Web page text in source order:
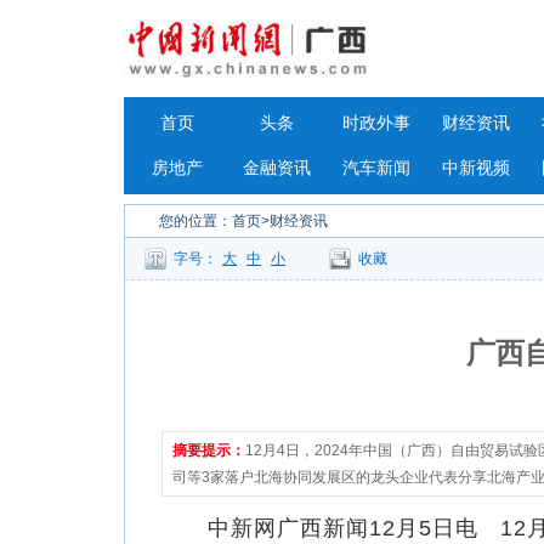
首页 头条 时政外事 财经资讯
房地产 金融资讯 汽车新闻 中新视频
您的位置： 首页>财经资讯
字号： 大 中 小 收藏
广西
摘要提示： 12月4日，2024年中国（广西）自由贸易试
司等3家落户北海协同发展区的龙头企业代表分享北海产
中新网广西新闻12月5日电 12月4